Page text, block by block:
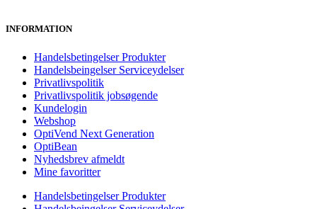
INFORMATION
Handelsbetingelser Produkter
Handelsbeingelser Serviceydelser
Privatlivspolitik
Privatlivspolitik jobsøgende
Kundelogin
Webshop
OptiVend Next Generation
OptiBean
Nyhedsbrev afmeldt
Mine favoritter
Handelsbetingelser Produkter